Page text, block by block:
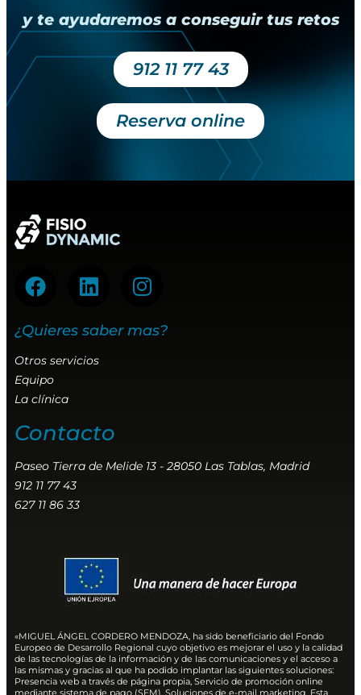
y te ayudaremos a conseguir tus retos
912 11 77 43
Reserva online
¿Quieres saber mas?
Otros servicios
Equipo
La clínica
Contacto
Paseo Tierra de Melide 13 - 28050 Las Tablas, Madrid
912 11 77 43
627 11 86 33
«MIGUEL ÁNGEL CORDERO MENDOZA, ha sido beneficiario del Fondo
Europeo de Desarrollo Regional cuyo objetivo es mejorar el uso y la calidad
de las tecnologías de la información y de las comunicaciones y el acceso a
las mismas y gracias al que ha podido implantar las siguientes soluciones:
Presencia web a través de página propia, Servicio de promoción online